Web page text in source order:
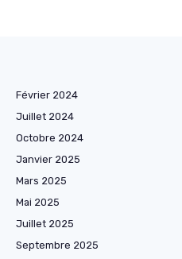
Février 2024
Juillet 2024
Octobre 2024
Janvier 2025
Mars 2025
Mai 2025
Juillet 2025
Septembre 2025